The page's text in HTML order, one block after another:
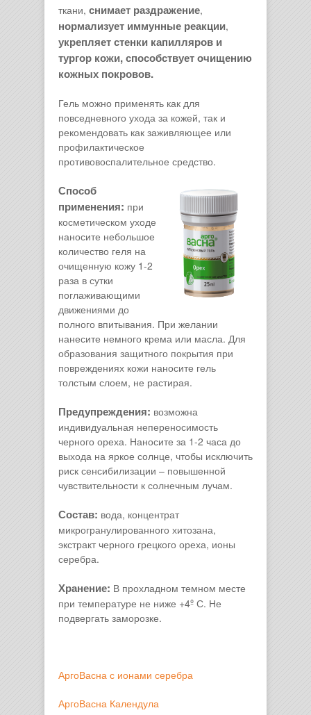
ткани, снимает раздражение,
нормализует иммунные реакции,
укрепляет стенки капилляров и
тургор кожи, способствует очищению
кожных покровов.
Гель можно применять как для
повседневного ухода за кожей, так и
рекомендовать как заживляющее или
профилактическое
противовоспалительное средство.
Способ
применения: при
косметическом уходе
наносите небольшое
количество геля на
очищенную кожу 1-2
раза в сутки
поглаживающими
движениями до
полного впитывания. При желании
нанесите немного крема или масла. Для
образования защитного покрытия при
повреждениях кожи наносите гель
толстым слоем, не растирая.
Предупреждения: возможна
индивидуальная непереносимость
черного ореха. Наносите за 1-2 часа до
выхода на яркое солнце, чтобы исключить
риск сенсибилизации – повышенной
чувствительности к солнечным лучам.
Состав: вода, концентрат
микрогранулированного хитозана,
экстракт черного грецкого ореха, ионы
серебра.
Хранение: В прохладном темном месте
при температуре не ниже +4º С. Не
подвергать заморозке.
АргоВасна с ионами серебра
АргоВасна Календула